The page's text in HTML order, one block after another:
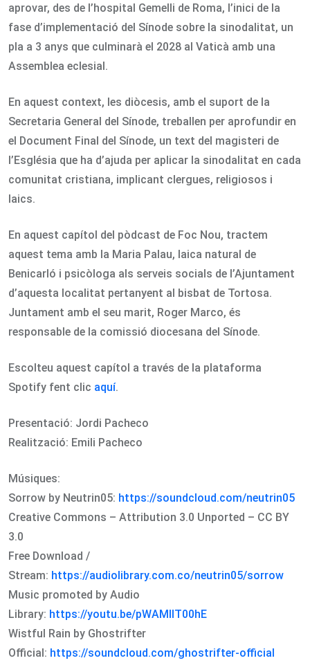
aprovar, des de l’hospital Gemelli de Roma, l’inici de la
fase d’implementació del Sínode sobre la sinodalitat, un
pla a 3 anys que culminarà el 2028 al Vaticà amb una
Assemblea eclesial.
En aquest context, les diòcesis, amb el suport de la
Secretaria General del Sínode, treballen per aprofundir en
el Document Final del Sínode, un text del magisteri de
l’Església que ha d’ajuda per aplicar la sinodalitat en cada
comunitat cristiana, implicant clergues, religiosos i
laics.
En aquest capítol del pòdcast de Foc Nou, tractem
aquest tema amb la Maria Palau, laica natural de
Benicarló i psicòloga als serveis socials de l’Ajuntament
d’aquesta localitat pertanyent al bisbat de Tortosa.
Juntament amb el seu marit, Roger Marco, és
responsable de la comissió diocesana del Sínode.
Escolteu aquest capítol a través de la plataforma
Spotify fent clic aquí.
Presentació: Jordi Pacheco
Realització: Emili Pacheco
Músiques:
Sorrow by Neutrin05: https://soundcloud.com/neutrin05
Creative Commons – Attribution 3.0 Unported – CC BY
3.0
Free Download /
Stream: https://audiolibrary.com.co/neutrin05/sorrow
Music promoted by Audio
Library: https://youtu.be/pWAMlIT00hE
Wistful Rain by Ghostrifter
Official: https://soundcloud.com/ghostrifter-official